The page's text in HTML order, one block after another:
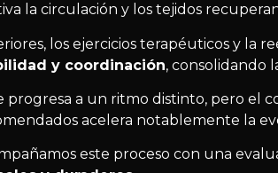
la circulación y los tejidos
los ejercicios terapéuticos y la
y coordinación, consolidando
progresa a un ritmo distinto, pero el
acelera notablemente la
este proceso con una